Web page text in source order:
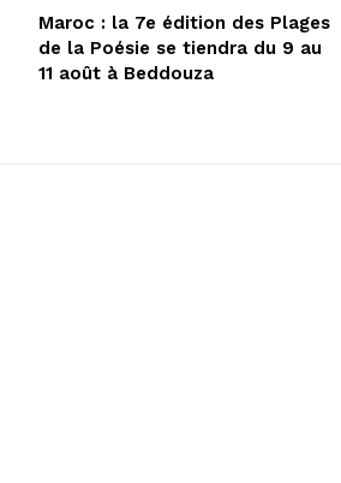
Maroc : la 7e édition des Plages
de la Poésie se tiendra du 9 au
11 août à Beddouza